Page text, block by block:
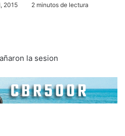
2015 2 minutos de lectura
la sesion